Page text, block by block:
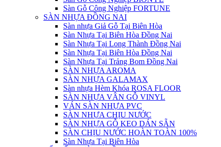
Sàn Gỗ Công Nghiệp FORTUNE
SÀN NHỰA ĐỒNG NAI
Sàn nhựa Giả Gỗ Tại Biên Hòa
Sàn Nhựa Tại Biên Hòa Đồng Nai
Sàn Nhựa Tại Long Thành Đồng Nai
Sàn Nhựa Tại Biên Hòa Đồng Nai
Sàn Nhựa Tại Trảng Bom Đồng Nai
SÀN NHỰA AROMA
SÀN NHỰA GALAMAX
Sàn nhựa Hèm Khóa ROSA FLOOR
SÀN NHỰA VÂN GỖ VINYL
VÁN SÀN NHỰA PVC
SÀN NHỰA CHỊU NƯỚC
SÀN NHỰA GỖ KEO DÁN SẴN
SÀN CHỊU NƯỚC HOÀN TOÀN 100%
Sàn Nhựa Tại Biên Hòa